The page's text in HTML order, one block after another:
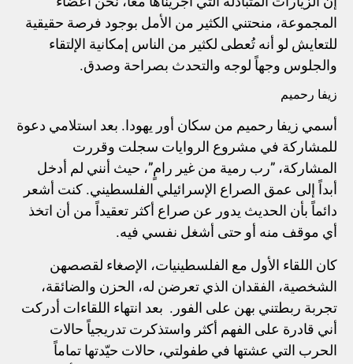
المجموعة، منحتني الكثير من الأمل بوجود فرصة حقيقية
للتعايش لو أنه تُعطى لكثير من الناس إمكانية الإلتقاء
والجلوس وجهاً لوجه والتحدث بصراحة وصدق.
زيفا رحميم
أسمي زيفا رحميم من سكان أور يهودا. بعد استلامي دعوة
للمشاركة في مشروع الروايات سجلت وقررت
المشاركة، ”رب رمية من غير رامٍ”، حيث أنني لم أدخل
أبداً إلى عمق الصراع الإسرائيلي الفلسطيني. كنت أشعر
دائماً بأن الحديث يدور عن صراع أكثر تعقيداً من أن اتخذ
أي موقف منه أو حتى أشغل نفسي فيه.
كان اللقاء الأول مع الفلسطينيات، الإصغاء لقصصهن
الشخصية، الفقدان الذي تعرضن له، الحزن والضائقة،
تجربة ربطتني بهن على الفور. بعد انتهاء اللقاءات أدركت
أني قادرة على الفهم أكثر واستذكرت تدريجياً حالات
الحرب التي عشتها في طفولتي، حالات حيّدتها تماماً